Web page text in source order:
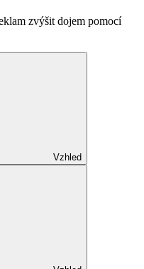
zvýšit dojem pomocí
Vzhled